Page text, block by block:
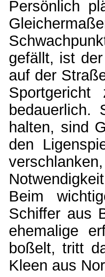
Persönlich
gefällt, ist
auf der
halten, sind
den
Beim
Schiffer aus
ehemalige
boßelt, tritt
Kleen aus